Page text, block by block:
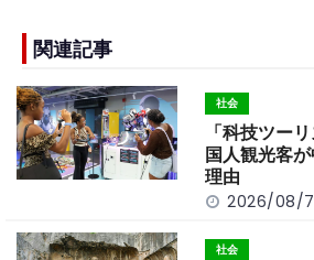
e
b
o
o
k
n
k
関連記事
社会
「科技ツー
国人観光客
理由
2026/08/7
社会